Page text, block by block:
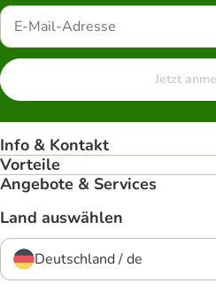
Jetzt
Info & Kontakt
Vorteile
Angebote & Services
Land auswählen
Deutschland / de